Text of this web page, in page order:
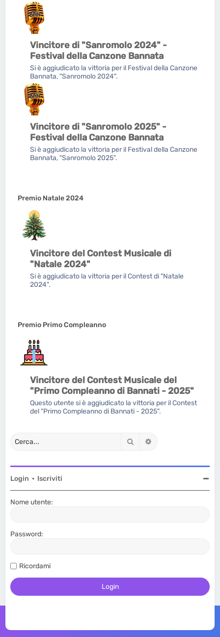
Vincitore di "Sanromolo 2024" -
Festival della Canzone Bannata
Si è aggiudicato la vittoria per il Festival della Canzone
Bannata, "Sanromolo 2024".
Vincitore di "Sanromolo 2025" -
Festival della Canzone Bannata
Si è aggiudicato la vittoria per il Festival della Canzone
Bannata, "Sanromolo 2025".
Premio Natale 2024
Vincitore del Contest Musicale di
"Natale 2024"
Si è aggiudicato la vittoria per il Contest di "Natale
2024".
Premio Primo Compleanno
Vincitore del Contest Musicale del
"Primo Compleanno di Bannati - 2025"
Questo utente si è aggiudicato la vittoria per il Contest
del "Primo Compleanno di Bannati - 2025".
Cerca
Login • Iscriviti
Nome utente:
Password:
Ricordami